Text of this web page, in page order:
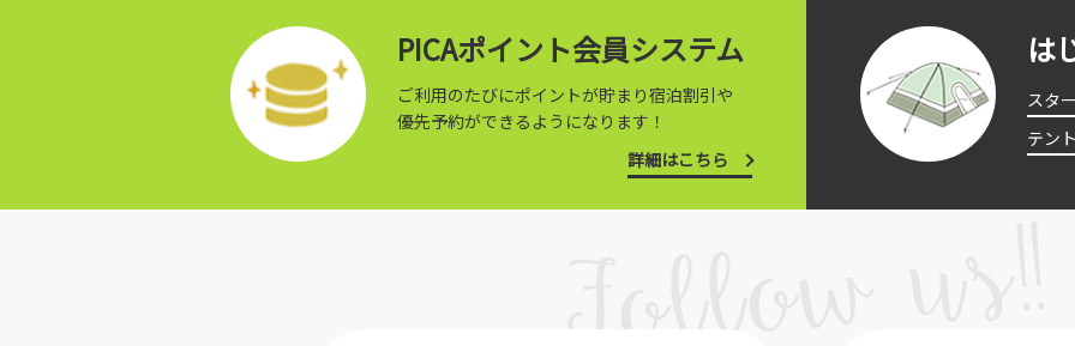
PICAポイント会員システム
ご利用のたびにポイントが貯まり宿泊割引や
優先予約ができるようになります！
詳細はこちら
は
スタ
テン